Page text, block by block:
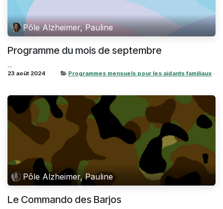
Pôle Alzheimer, Pauline
Programme du mois de septembre
...
23 août 2024 Programmes mensuels pour les aidants familiaux
Pôle Alzheimer, Pauline
Le Commando des Barjos